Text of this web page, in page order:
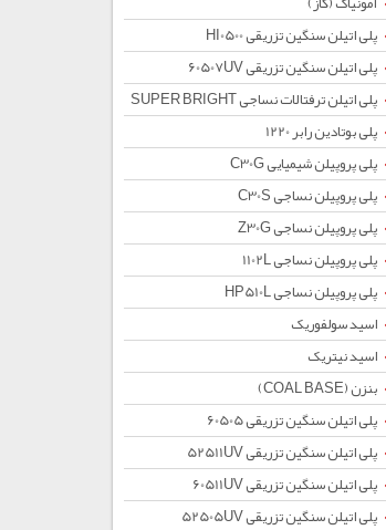
پلی اتیلن سنگین تزریقی HI0500
پلی اتیلن سنگین تزریقی 60507UV
پلی اتیلن ترفتالات نساجی SUPER BRIGHT
پلی بوتادین رابر 1220
پلی پروپیلن شیمیایی C30G
پلی پروپیلن نساجی C30S
پلی پروپیلن نساجی Z30G
پلی پروپیلن نساجی 1102L
پلی پروپیلن نساجی HP510L
اسید سولفوریک
اسید نیتریک
بنزن (COAL BASE)
پلی اتیلن سنگین تزریقی 60505
پلی اتیلن سنگین تزریقی 52511UV
پلی اتیلن سنگین تزریقی 60511UV
پلی اتیلن سنگین تزریقی 52505UV